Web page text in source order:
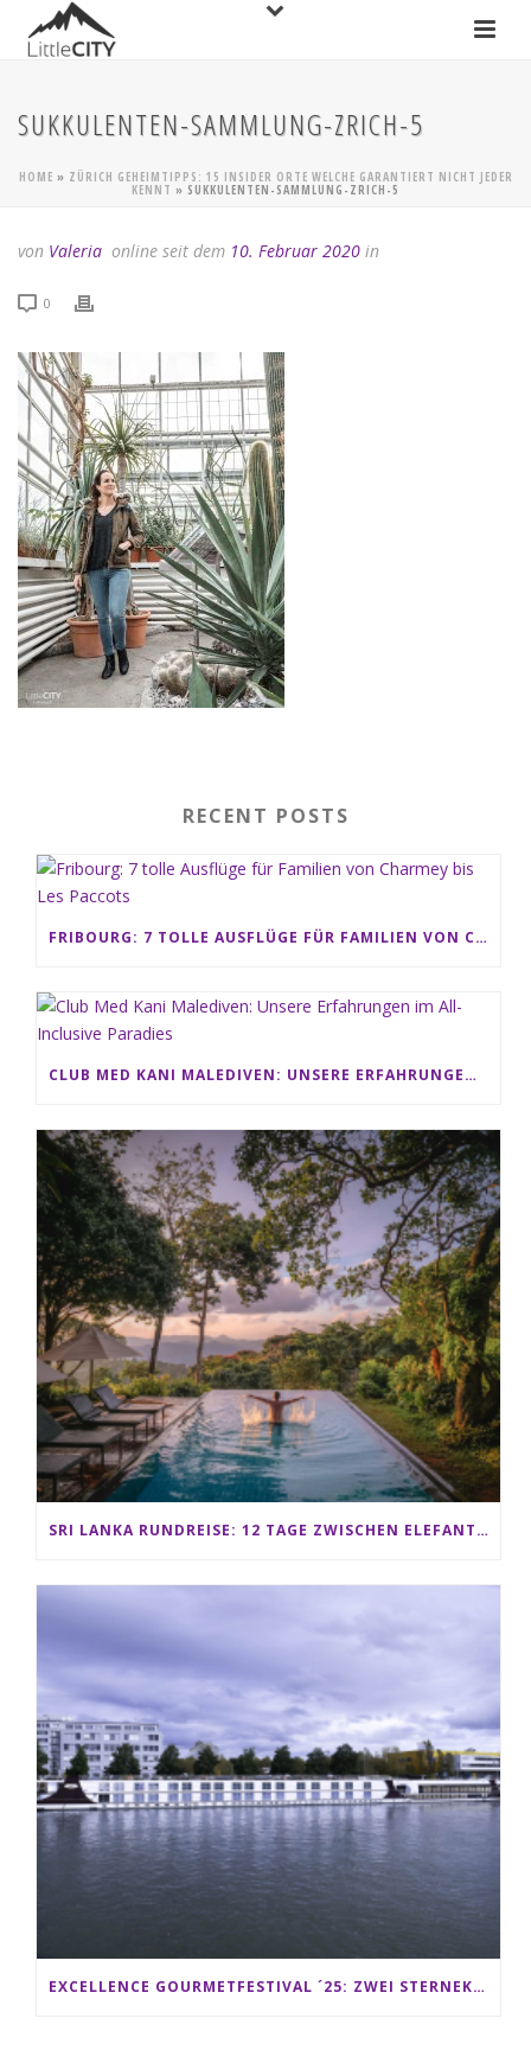
SUKKULENTEN-SAMMLUNG-ZRICH-5
HOME » ZÜRICH GEHEIMTIPPS: 15 INSIDER ORTE WELCHE GARANTIERT NICHT JEDER
KENNT » SUKKULENTEN-SAMMLUNG-ZRICH-5
von Valeria online seit dem 10. Februar 2020 in
0
RECENT POSTS
FRIBOURG: 7 TOLLE AUSFLÜGE FÜR FAMILIEN VON CHARMEY BIS LES PACCOTS
CLUB MED KANI MALEDIVEN: UNSERE ERFAHRUNGEN IM ALL-INCLUSIVE PARADIES
SRI LANKA RUNDREISE: 12 TAGE ZWISCHEN ELEFANTEN, TEEPLANTAGEN & STRAND ALS FAMILIE
EXCELLENCE GOURMETFESTIVAL ´25: ZWEI STERNEKÖCHE ANTONIO GUIDA & DARIO MORESCO VERWÖHNEN IHRE GÄSTE AUF EINER LUXERIÖSEN SCHIFFSREISE